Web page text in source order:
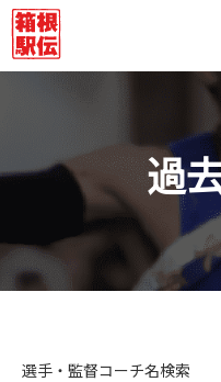
過
選手・監督コーチ名検索